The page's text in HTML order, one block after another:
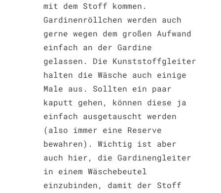
mit dem Stoff kommen.
Gardinenröllchen werden auch
gerne wegen dem großen Aufwand
einfach an der Gardine
gelassen. Die Kunststoffgleiter
halten die Wäsche auch einige
Male aus. Sollten ein paar
kaputt gehen, können diese ja
einfach ausgetauscht werden
(also immer eine Reserve
bewahren). Wichtig ist aber
auch hier, die Gardinengleiter
in einem Wäschebeutel
einzubinden, damit der Stoff